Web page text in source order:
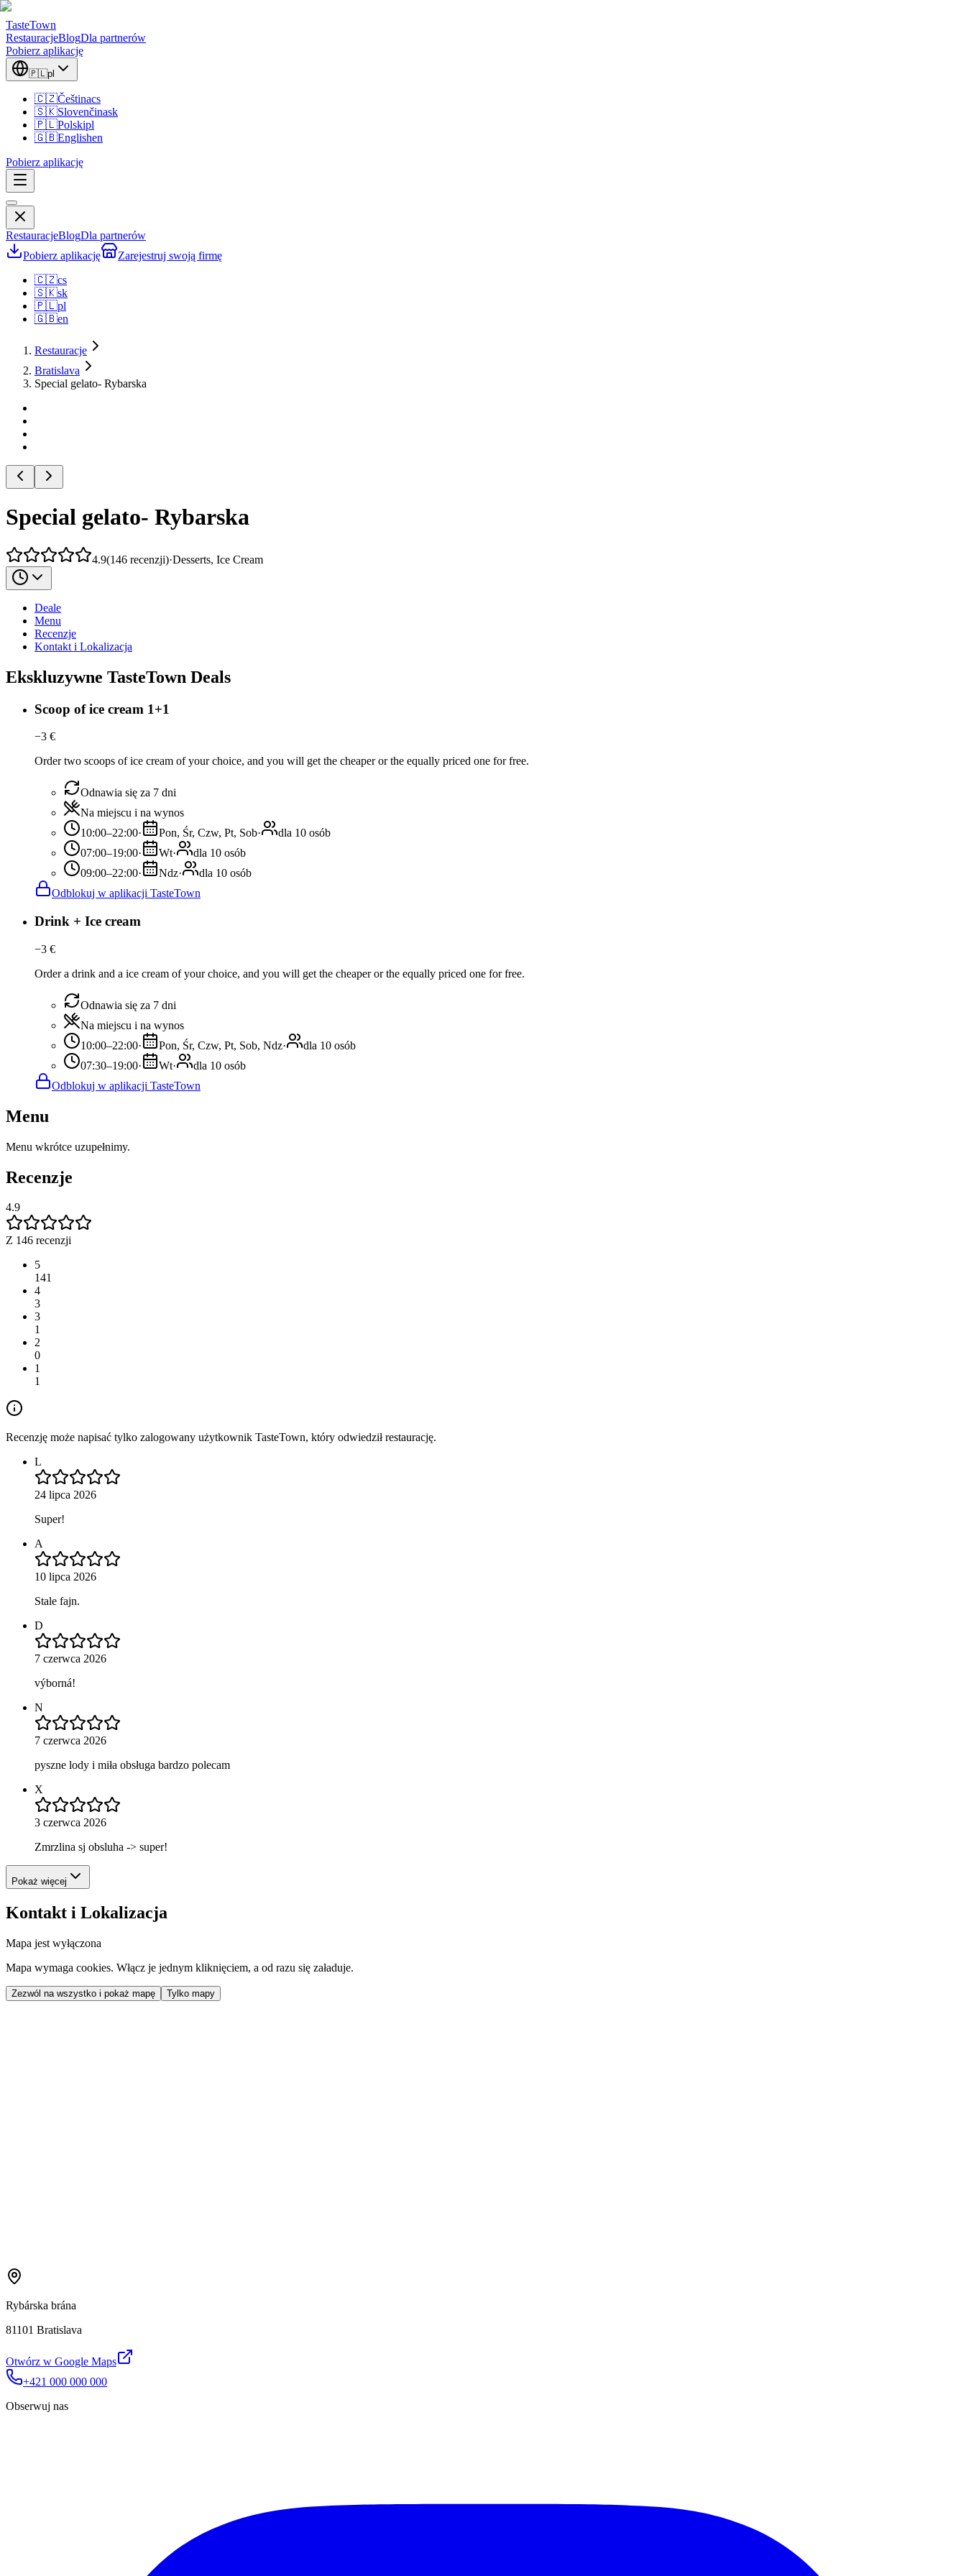
TasteTown
RestauracjeBlogDla partnerów
Pobierz aplikację
🇵🇱pl
🇨🇿Češtinacs
🇸🇰Slovenčinask
🇵🇱Polskipl
🇬🇧Englishen
Pobierz aplikację
RestauracjeBlogDla partnerów
Pobierz aplikację
Zarejestruj swoją firmę
🇨🇿cs
🇸🇰sk
🇵🇱pl
🇬🇧en
Restauracje
Bratislava
Special gelato- Rybarska
Special gelato- Rybarska
4.9(146 recenzji)·Desserts, Ice Cream
Deale
Menu
Recenzje
Kontakt i Lokalizacja
Ekskluzywne TasteTown Deals
Scoop of ice cream 1+1
−3 €
Order two scoops of ice cream of your choice, and you will get the cheaper or the equally priced one for free.
Odnawia się za 7 dni
Na miejscu i na wynos
10:00–22:00· Pon, Śr, Czw, Pt, Sob·
dla 10 osób
07:00–19:00· Wt·
dla 10 osób
09:00–22:00· Ndz·
dla 10 osób
Odblokuj w aplikacji TasteTown
Drink + Ice cream
−3 €
Order a drink and a ice cream of your choice, and you will get the cheaper or the equally priced one for free.
Odnawia się za 7 dni
Na miejscu i na wynos
10:00–22:00· Pon, Śr, Czw, Pt, Sob, Ndz·
dla 10 osób
07:30–19:00· Wt·
dla 10 osób
Odblokuj w aplikacji TasteTown
Menu
Menu wkrótce uzupełnimy.
Recenzje
4.9
Z 146 recenzji
5
141
4
3
3
1
2
0
1
1
Recenzję może napisać tylko zalogowany użytkownik TasteTown, który odwiedził restaurację.
L
24 lipca 2026
Super!
A
10 lipca 2026
Stale fajn.
D
7 czerwca 2026
výborná!
N
7 czerwca 2026
pyszne lody i miła obsługa bardzo polecam
X
3 czerwca 2026
Zmrzlina sj obsluha -> super!
Pokaż więcej
Kontakt i Lokalizacja
Mapa jest wyłączona
Mapa wymaga cookies. Włącz je jednym kliknięciem, a od razu się załaduje.
Zezwól na wszystko i pokaż mapę Tylko mapy
Rybárska brána
81101 Bratislava
Otwórz w Google Maps
+421 000 000 000
Obserwuj nas